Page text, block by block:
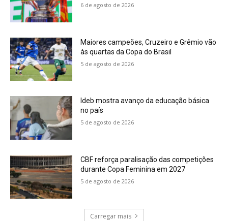
6 de agosto de 2026
Maiores campeões, Cruzeiro e Grêmio vão
às quartas da Copa do Brasil
5 de agosto de 2026
Ideb mostra avanço da educação básica
no país
5 de agosto de 2026
CBF reforça paralisação das competições
durante Copa Feminina em 2027
5 de agosto de 2026
Carregar mais